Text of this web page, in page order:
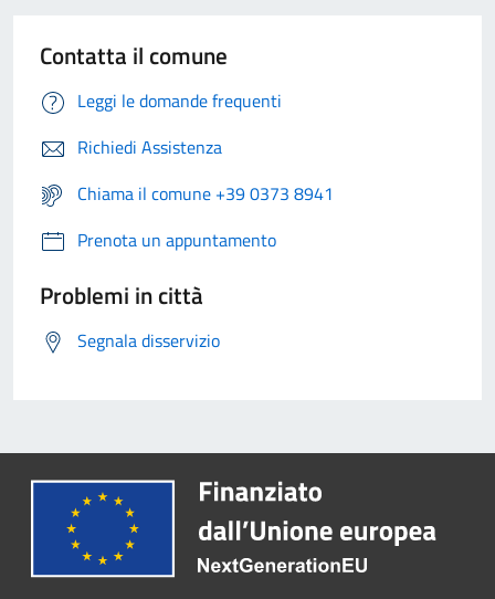
Contatta il comune
Leggi le domande frequenti
Richiedi Assistenza
Chiama il comune +39 0373 8941
Prenota un appuntamento
Problemi in città
Segnala disservizio